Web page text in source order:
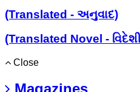
(Translated - અનુવાદ)
(Translated Novel -
Close
Magazines